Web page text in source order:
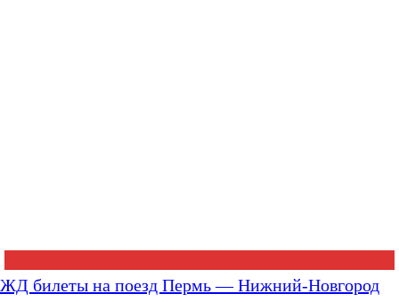
ЖД билеты на поезд Пермь — Нижний-Новгород